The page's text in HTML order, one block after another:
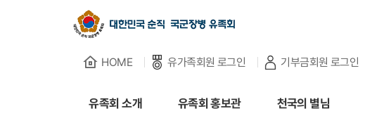
HOME 유가족회원 로그인 기부금회원 로그인
유족회 소개 유족회 홍보관 천국의 별님